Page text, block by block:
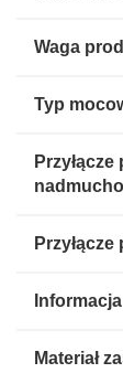
Waga
Typ
Materiał